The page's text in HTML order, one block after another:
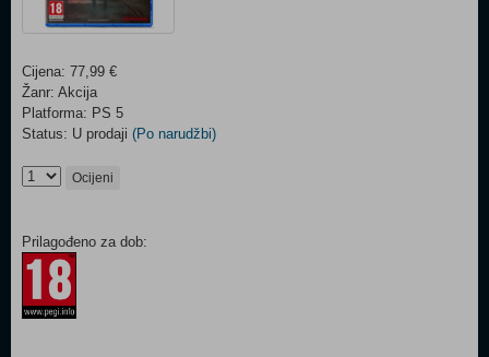
Cijena: 77,99 €
Žanr: Akcija
Platforma: PS 5
Status: U prodaji (Po narudžbi)
Ocijeni
Prilagođeno za dob: